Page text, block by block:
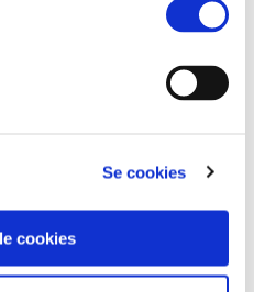
Se cookies
cookies
gardiner